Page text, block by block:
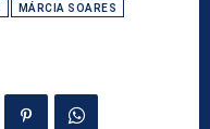
MÁRCIA SOARES